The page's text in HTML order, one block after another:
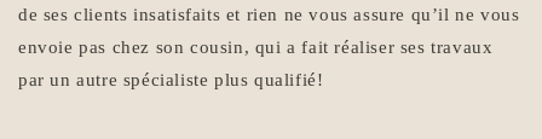
de ses clients insatisfaits et rien ne vous assure qu’il ne vous
envoie pas chez son cousin, qui a fait réaliser ses travaux
par un autre spécialiste plus qualifié!